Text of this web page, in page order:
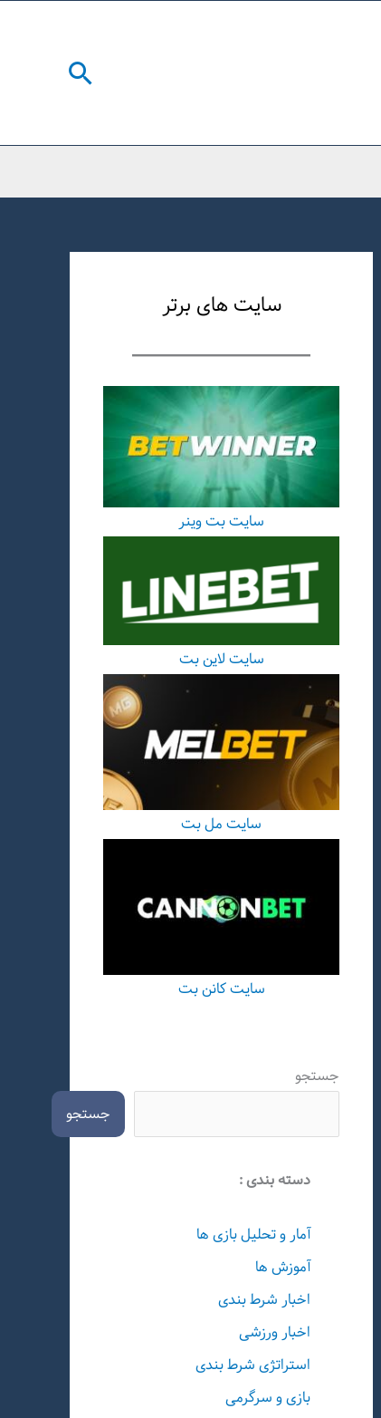
جستجو
سایت های برتر
سایت بت وینر
سایت لاین بت
سایت مل بت
سایت کانن بت
جستجو
جستجو
دسته بندی :
آمار و تحلیل بازی ها
آموزش ها
اخبار شرط بندی
اخبار ورزشی
استراتژی شرط بندی
بازی و سرگرمی